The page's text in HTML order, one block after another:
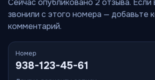
Сейчас опубликовано 2 отзыва.
звонили с этого номера — добавьте
комментарий.
Номер
938-123-45-61